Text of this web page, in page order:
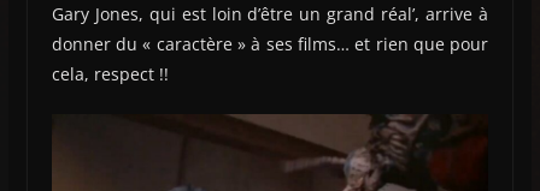
Gary Jones, qui est loin d’être un grand réal’, arrive à
donner du « caractère » à ses films… et rien que pour
cela, respect !!